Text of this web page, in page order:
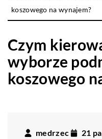
koszowego na wynajem?
Czym
wyborze
koszowego
medrzec
21